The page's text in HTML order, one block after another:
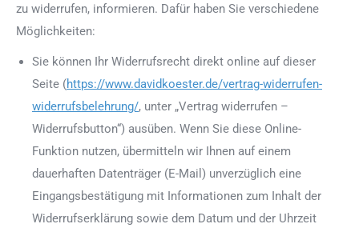
zu widerrufen, informieren. Dafür haben Sie verschiedene
Möglichkeiten:
Sie können Ihr Widerrufsrecht direkt online auf dieser
Seite (https://www.davidkoester.de/vertrag-widerrufen-
widerrufsbelehrung/, unter „Vertrag widerrufen –
Widerrufsbutton“) ausüben. Wenn Sie diese Online-
Funktion nutzen, übermitteln wir Ihnen auf einem
dauerhaften Datenträger (E-Mail) unverzüglich eine
Eingangsbestätigung mit Informationen zum Inhalt der
Widerrufserklärung sowie dem Datum und der Uhrzeit